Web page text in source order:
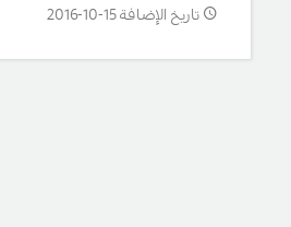
تاريخ الإضافة 15-10-2016